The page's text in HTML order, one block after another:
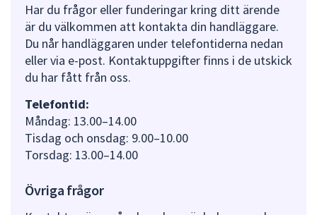
Har du frågor eller funderingar kring ditt ärende
är du välkommen att kontakta din handläggare.
Du når handläggaren under telefontiderna nedan
eller via e-post. Kontaktuppgifter finns i de utskick
du har fått från oss.
Telefontid:
Måndag: 13.00–14.00
Tisdag och onsdag: 9.00–10.00
Torsdag: 13.00–14.00
Övriga frågor